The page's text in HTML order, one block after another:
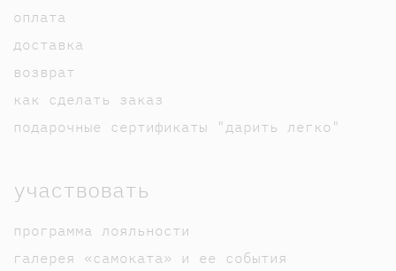
оплата
доставка
возврат
как сделать заказ
подарочные сертификаты "дарить легко"
участвовать
программа лояльности
галерея «самоката» и ее события